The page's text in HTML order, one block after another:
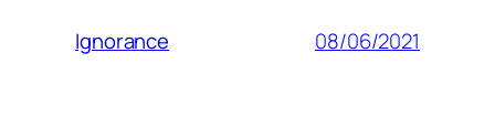
Ignorance 08/06/2021